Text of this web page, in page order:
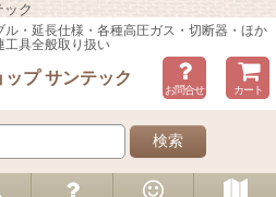
ク
・延長仕様・各種高圧ガス・切断器・ほか
工具全般取り扱い
プ サンテック
お問合せ カート
検索